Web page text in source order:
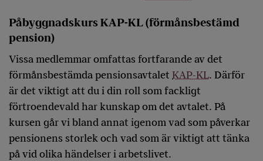
Påbyggnadskurs KAP-KL (förmånsbestämd
pension)
Vissa medlemmar omfattas fortfarande av det
förmånsbestämda pensionsavtalet KAP-KL. Därför
är det viktigt att du i din roll som fackligt
förtroendevald har kunskap om det avtalet. På
kursen går vi bland annat igenom vad som påverkar
pensionens storlek och vad som är viktigt att tänka
på vid olika händelser i arbetslivet.